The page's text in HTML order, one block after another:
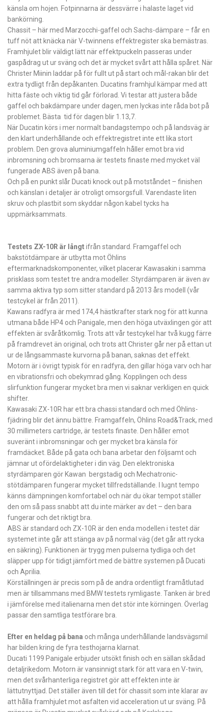
känsla om hojen. Fotpinnarna är ­dessvärre i halaste laget vid
bankörning.
Chassit – här med Marzocchi-gaffel och Sachs-dämpare – får en
tuff nöt att knäcka när V-twinnens effektregister ska bemästras.
Framhjulet blir väldigt lätt när effektpuckeln passeras under
gaspådrag ut ur sväng och det är mycket svårt att hålla spåret. När
Christer Miinin laddar på för fullt ut på start och mål-rakan blir det
extra tydligt från depåkanten. Ducatins framhjul kämpar med att
hitta fäste och viktig tid går förlorad. Vi testar att justera både
gaffel och bakdämpare under dagen, men lyckas inte råda bot på
problemet. Bästa tid för dagen blir 1.13,7.
När Ducatin körs i mer normalt bandagstempo och på landsväg är
den klart underhållande och effektregistret inte ett lika stort
problem. Den grova aluminiumgaffeln håller emot bra vid
inbromsning och bromsarna är testets finaste med mycket väl
fungerade ABS även på bana.
Och på en punkt slår Ducati knock out på motståndet – finishen
och känslan i detaljer är otroligt omsorgsfull. Varendaste liten
skruv och plastbit som skyddar någon kabel tycks ha
uppmärksammats.
Testets ZX-10R är långtifrån standard. Fram­gaffel och
bakstötdämpare är utbytta mot Öhlins
eftermarknadskomponenter, vilket placerar Kawasakin i samma
prisklass som testet tre andra modeller. Styrdämparen är även av
samma aktiva typ som sitter standard på 2013 års modell (vår
testcykel är från 2011).
Kawans radfyra är med 174,4 hästkrafter stark nog för att kunna
utmana både HP4 och Panigale, men den höga utväxlingen gör att
effekten är svåråtkomlig. Trots att vår testcykel har två kugg färre
på framdrevet än original, och trots att Christer går ner på ettan ut
ur de långsammaste kurvorna på banan, saknas det effekt.
Motorn är i övrigt typisk för en radfyra, den gillar höga varv och har
en vibrationsfri och obekymrad gång. Kopplingen och dess
slirfunktion fungerar mycket bra men vi saknar verkligen en quick
shifter.
Kawasaki ZX-10R har ett bra chassi standard och med Öhlins-
fjädring blir det ännu bättre. Framgaffeln, Öhlins Road&Track, med
30 millimeters cartridge, är testets finaste. Den håller emot
suveränt i inbromsningar och ger mycket bra känsla för
framdäcket. Både på gata och bana arbetar den följsamt och
jämnar ut ofördelaktigheter i din väg. Den elektroniska
styrdämparen gör Kawan bergstadig och Mechatronic-
stötdämparen fungerar mycket tillfredställande. I lugnt tempo
känns dämpningen komfortabel och när du ökar tempot ställer
den om så pass snabbt att du inte märker av det – den bara
fungerar och det riktigt bra.
ABS är standard och ZX-10R är den enda modellen i testet där
systemet inte går att stänga av på normal väg (det går att rycka
en säkring). Funktionen är trygg men pulserna tydliga och det
släpper upp för tidigt jämfört med de bättre systemen på Ducati
och ­Aprilia.
Körställningen är precis som på de andra ordentligt framåtlutad
men är tillsammans med BMW testets rymligaste. Tanken är bred
i jämförelse med italienarna men det stör inte körningen. Överlag
passar den samtliga testförare bra.
Efter en heldag på bana och många underhållande landsvägsmil
har bilden kring de fyra testhojarna klarnat.
Ducati 1199 Panigale erbjuder utsökt finish och en sällan skådad
detaljrikedom. Motorn är vansinnigt stark för att vara en V-twin,
men det svårhanterliga registret gör att effekten inte är
lättutnyttjad. Det ställer även till det för chassit som inte klarar av
att hålla framhjulet mot asfalten vid acceleration ut ur sväng. På